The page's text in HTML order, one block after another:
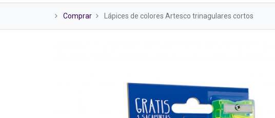
Comprar Lápices de colores Artesco trinagulares cortos